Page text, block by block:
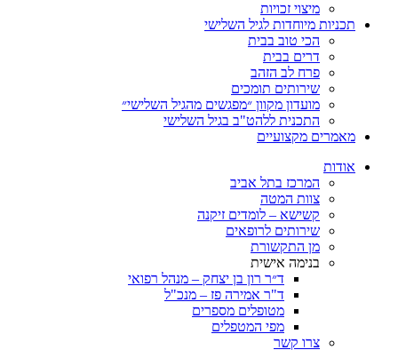
מיצוי זכויות
מיוחדות לגיל השלישי
הכי טוב בבית
דרים בבית
פרח לב הזהב
שירותים תומכים
מועדון מקוון ״מפגשים מהגיל השלישי״
התכנית ללהט"ב בגיל השלישי
מקצועיים
המרכז בתל אביב
צוות המטה
קשישא – לומדים זיקנה
שירותים לרופאים
מן התקשורת
בנימה אישית
ד״ר רון בן יצחק – מנהל רפואי
ד"ר אמירה פז – מנכ"ל
מטופלים מספרים
מפי המטפלים